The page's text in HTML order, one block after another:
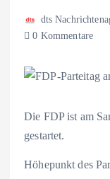
dts
0 Kommentare
Die FDP ist am
gestartet.
Höhepunkt des